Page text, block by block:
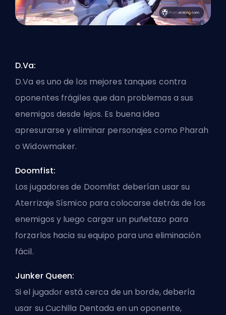
D.Va:
D.Va es uno de los mejores tanques contra
oponentes frágiles que dan problemas a sus
enemigos desde lejos. Es buena idea
apresurarse y eliminar personajes como Pharah
o Widowmaker.
Doomfist:
Los jugadores de Doomfist deberían usar su
Aterrizaje Sísmico para colocarse detrás de los
enemigos y luego cargar un puñetazo para
forzarlos hacia su equipo para una eliminación
fácil.
Junker Queen:
Si el jugador está cerca de un borde, debería
usar su Cuchilla Dentada en un oponente,